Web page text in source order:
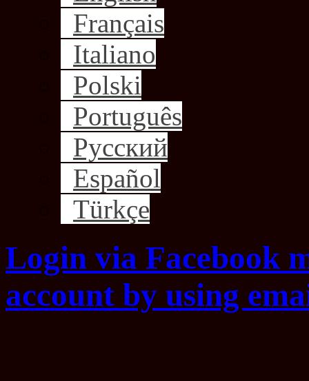
Français
Italiano
Polski
Português
Русский
Español
Türkçe
Login via Facebook
account by using